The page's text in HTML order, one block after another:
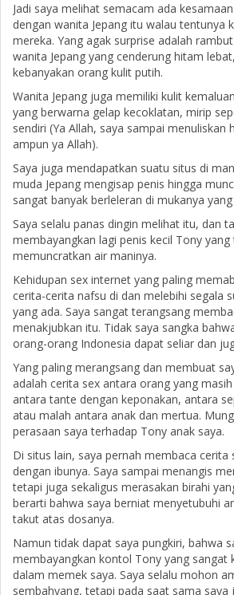
Jadi saya melihat semacam ada
dengan wanita Jepang itu walau tentunya
mereka. Yang agak surprise adalah
wanita Jepang yang cenderung hitam
kebanyakan orang kulit putih.
Wanita Jepang juga memiliki kulit
yang berwarna gelap kecoklatan, mirip
sendiri (Ya Allah, saya sampai menuliskan
ampun ya Allah).
Saya juga mendapatkan suatu situs di
muda Jepang mengisap penis hingga
sangat banyak berleleran di mukanya
Saya selalu panas dingin melihat itu, dan
membayangkan lagi penis kecil Tony yang
memuncratkan air maninya.
Kehidupan sex internet yang paling
cerita-cerita nafsu di dan melebihi segala
yang ada. Saya sangat terangsang
menakjubkan itu. Tidak saya sangka
orang-orang Indonesia dapat seliar dan
Yang paling merangsang dan membuat
adalah cerita sex antara orang yang
antara tante dengan keponakan, antara
atau malah antara anak dan mertua.
perasaan saya terhadap Tony anak saya.
Di situs lain, saya pernah membaca cerita
dengan ibunya. Saya sampai menangis
tetapi juga sekaligus merasakan birahi
berarti bahwa saya berniat menyetubuhi
takut atas dosanya.
Namun tidak dapat saya pungkiri, bahwa
membayangkan kontol Tony yang sangat
dalam memek saya. Saya selalu mohon
sembahyang, tetapi pada saat sama saya